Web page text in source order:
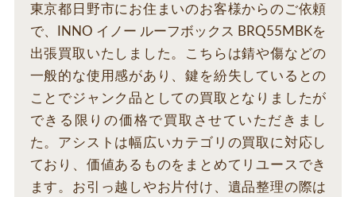
東京都日野市にお住まいのお客様からのご依頼
で、INNO イノー ルーフボックス BRQ55MBKを
出張買取いたしました。こちらは錆や傷などの
一般的な使用感があり、鍵を紛失しているとの
ことでジャンク品としての買取となりましたが
できる限りの価格で買取させていただきまし
た。アシストは幅広いカテゴリの買取に対応し
ており、価値あるものをまとめてリユースでき
ます。お引っ越しやお片付け、遺品整理の際は